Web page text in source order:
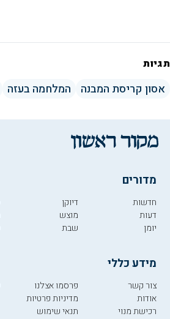
תגיות
אסון קריסת המבנה המלחמה בעזה
מדורים
חדשות
דעות
יומן
דיוקן
מוצש
שבת
מידע כללי
צור קשר
אודות
רכישת מנוי
פרסמו אצלנו
מדיניות פרטיות
תנאי שימוש